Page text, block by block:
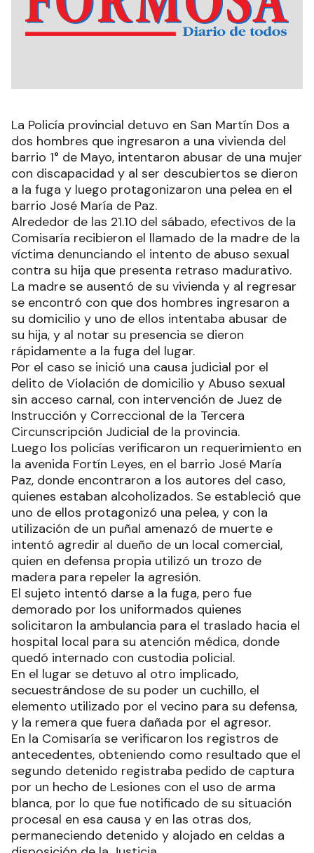
La Policía provincial detuvo en San Martín Dos a
dos hombres que ingresaron a una vivienda del
barrio 1° de Mayo, intentaron abusar de una mujer
con discapacidad y al ser descubiertos se dieron
a la fuga y luego protagonizaron una pelea en el
barrio José María de Paz.
Alrededor de las 21.10 del sábado, efectivos de la
Comisaría recibieron el llamado de la madre de la
víctima denunciando el intento de abuso sexual
contra su hija que presenta retraso madurativo.
La madre se ausentó de su vivienda y al regresar
se encontró con que dos hombres ingresaron a
su domicilio y uno de ellos intentaba abusar de
su hija, y al notar su presencia se dieron
rápidamente a la fuga del lugar.
Por el caso se inició una causa judicial por el
delito de Violación de domicilio y Abuso sexual
sin acceso carnal, con intervención de Juez de
Instrucción y Correccional de la Tercera
Circunscripción Judicial de la provincia.
Luego los policías verificaron un requerimiento en
la avenida Fortín Leyes, en el barrio José María
Paz, donde encontraron a los autores del caso,
quienes estaban alcoholizados. Se estableció que
uno de ellos protagonizó una pelea, y con la
utilización de un puñal amenazó de muerte e
intentó agredir al dueño de un local comercial,
quien en defensa propia utilizó un trozo de
madera para repeler la agresión.
El sujeto intentó darse a la fuga, pero fue
demorado por los uniformados quienes
solicitaron la ambulancia para el traslado hacia el
hospital local para su atención médica, donde
quedó internado con custodia policial.
En el lugar se detuvo al otro implicado,
secuestrándose de su poder un cuchillo, el
elemento utilizado por el vecino para su defensa,
y la remera que fuera dañada por el agresor.
En la Comisaría se verificaron los registros de
antecedentes, obteniendo como resultado que el
segundo detenido registraba pedido de captura
por un hecho de Lesiones con el uso de arma
blanca, por lo que fue notificado de su situación
procesal en esa causa y en las otras dos,
permaneciendo detenido y alojado en celdas a